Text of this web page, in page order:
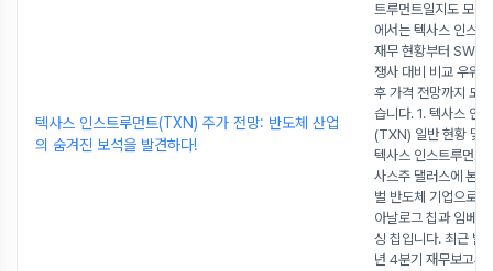
텍사스 인스트루먼트(TXN) 주가 전망: 반도체 산업
의 숨겨진 보석을 발견하다!
트루먼트일지도 모릅
에서는 텍사스 인스
재무 현황부터
쟁사 대비 비교 우위,
후 가격 전망까지 모
습니다. 1. 텍사스 인
(TXN) 일반 현황 및
텍사스 인스트루먼트
사스주 댈러스에 본
벌 반도체 기업으로,
아날로그 칩과 임베
싱 칩입니다. 최근
년 4분기 재무보고서